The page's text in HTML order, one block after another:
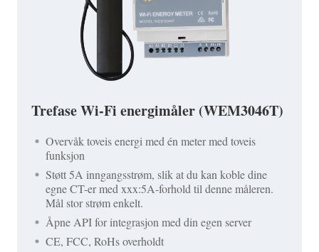
Trefase Wi-Fi energimåler (WEM3046T)
Overvåk toveis energi med én meter med toveis
funksjon
Støtt 5A inngangsstrøm, slik at du kan koble dine
egne CT-er med xxx:5A-forhold til denne måleren.
Mål stor strøm enkelt.
Åpne API for integrasjon med din egen server
CE, FCC, RoHs overholdt